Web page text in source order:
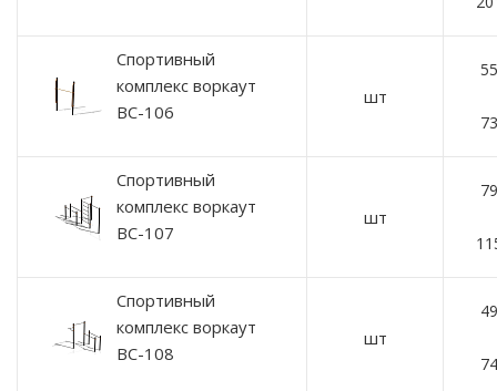
Спортивный
комплекс воркаут
ВС-106
шт
Спортивный
комплекс воркаут
ВС-107
шт
Спортивный
комплекс воркаут
ВС-108
шт